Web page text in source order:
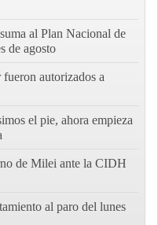
al Plan Nacional de
de agosto
autorizados a
el pie, ahora empieza
de Milei ante la CIDH
al paro del lunes